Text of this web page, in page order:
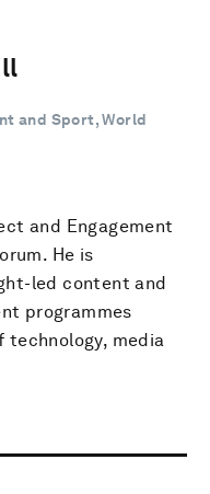
and Sport, World
and Engagement
He is
led content and
programmes
media